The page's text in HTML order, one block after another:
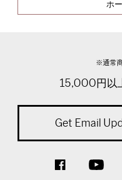
ホ
※通常
15,000円以
Get Email